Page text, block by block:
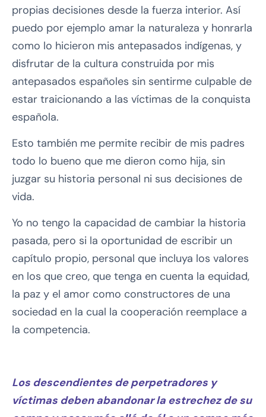
propias decisiones desde la fuerza interior. Así
puedo por ejemplo amar la naturaleza y honrarla
como lo hicieron mis antepasados indígenas, y
disfrutar de la cultura construida por mis
antepasados españoles sin sentirme culpable de
estar traicionando a las víctimas de la conquista
española.
Esto también me permite recibir de mis padres
todo lo bueno que me dieron como hija, sin
juzgar su historia personal ni sus decisiones de
vida.
Yo no tengo la capacidad de cambiar la historia
pasada, pero si la oportunidad de escribir un
capítulo propio, personal que incluya los valores
en los que creo, que tenga en cuenta la equidad,
la paz y el amor como constructores de una
sociedad en la cual la cooperación reemplace a
la competencia.
Los descendientes de perpetradores y
víctimas deben abandonar la estrechez de su